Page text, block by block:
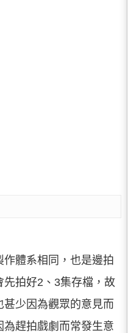
作體系相同，也是邊拍
拍好2、3集存檔，故
少因為觀眾的意見而
為趕拍戲劇而常發生意